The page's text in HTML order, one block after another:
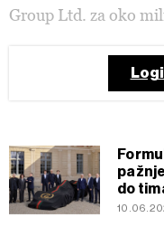
Group Ltd. za oko
do